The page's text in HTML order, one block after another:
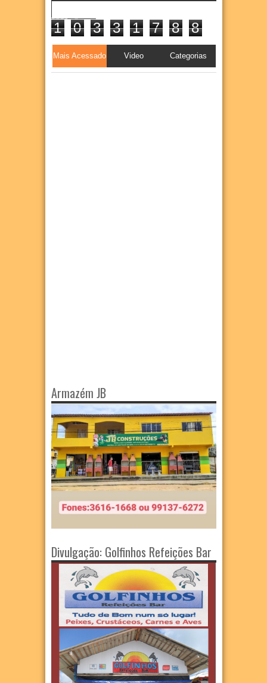
1 0 3 3 1 7 8 8
Mais Acessado Video Categorias
Armazém JB
Divulgação: Golfinhos Refeições Bar